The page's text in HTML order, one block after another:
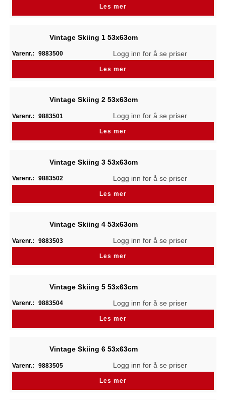
Les mer
Vintage Skiing 1 53x63cm
Varenr.: 9883500 Logg inn for å se priser
Les mer
Vintage Skiing 2 53x63cm
Varenr.: 9883501 Logg inn for å se priser
Les mer
Vintage Skiing 3 53x63cm
Varenr.: 9883502 Logg inn for å se priser
Les mer
Vintage Skiing 4 53x63cm
Varenr.: 9883503 Logg inn for å se priser
Les mer
Vintage Skiing 5 53x63cm
Varenr.: 9883504 Logg inn for å se priser
Les mer
Vintage Skiing 6 53x63cm
Varenr.: 9883505 Logg inn for å se priser
Les mer